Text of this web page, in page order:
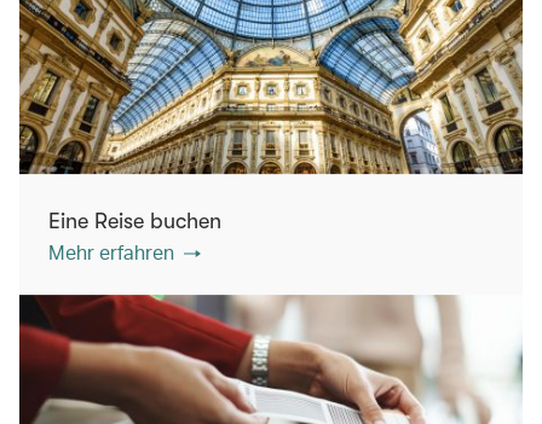
Eine Reise buchen
Mehr erfahren